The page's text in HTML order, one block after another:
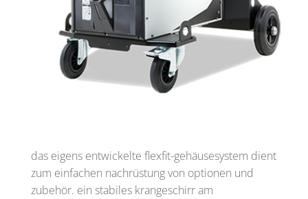
das eigens entwickelte flexfit-gehäusesystem dient
zum einfachen nachrüstung von optionen und
zubehör. ein stabiles krangeschirr am